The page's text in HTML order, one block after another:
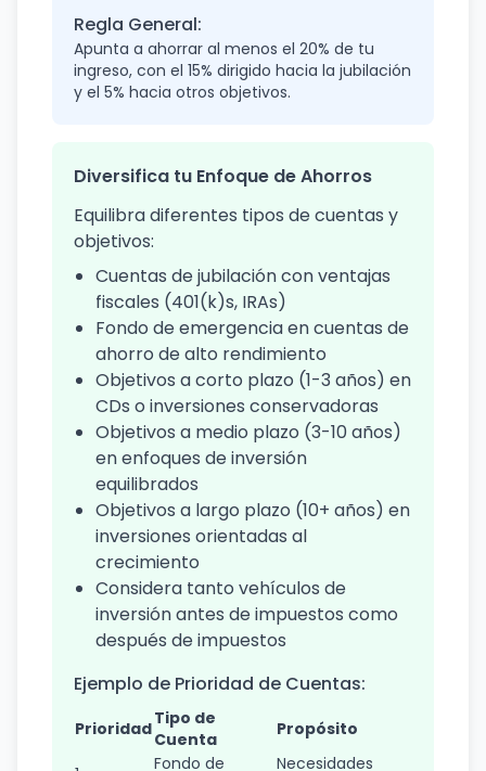
Regla General:
Apunta a ahorrar al menos el 20% de tu
ingreso, con el 15% dirigido hacia la jubilación
y el 5% hacia otros objetivos.
Diversifica tu Enfoque de Ahorros
Equilibra diferentes tipos de cuentas y
objetivos:
Cuentas de jubilación con ventajas
fiscales (401(k)s, IRAs)
Fondo de emergencia en cuentas de
ahorro de alto rendimiento
Objetivos a corto plazo (1-3 años) en
CDs o inversiones conservadoras
Objetivos a medio plazo (3-10 años)
en enfoques de inversión
equilibrados
Objetivos a largo plazo (10+ años) en
inversiones orientadas al
crecimiento
Considera tanto vehículos de
inversión antes de impuestos como
después de impuestos
Ejemplo de Prioridad de Cuentas:
PrioridadTipo de
Cuenta
Propósito
Fondo de
Necesidades